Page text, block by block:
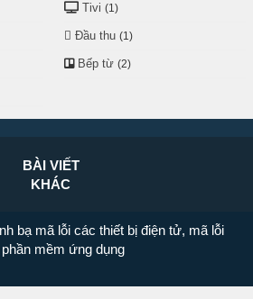
Tivi (1)
Đầu thu (1)
Bếp từ (2)
BÀI VIẾT
KHÁC
bạ mã lỗi các thiết bị điện tử, mã lỗi
mềm ứng dụng